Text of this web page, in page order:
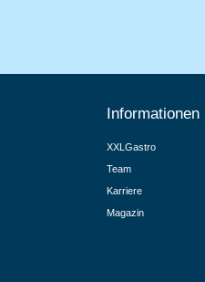
Informationen
XXLGastro
Team
Karriere
Magazin